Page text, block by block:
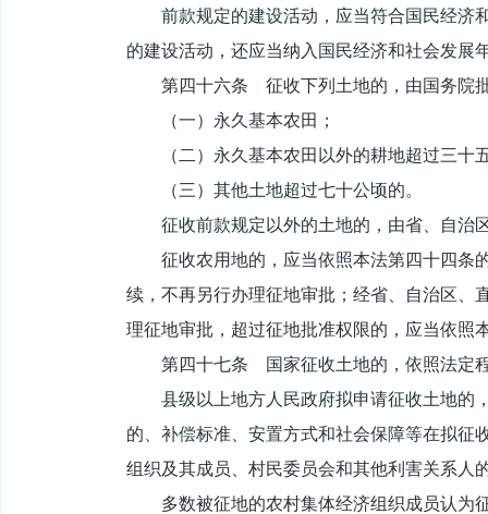
前款规定的建设活动，应当符合国民经济和
的建设活动，还应当纳入国民经济和社会发展
第四十六条 征收下列土地的，由国务院
（一）永久基本农田；
（二）永久基本农田以外的耕地超过三十
（三）其他土地超过七十公顷的。
征收前款规定以外的土地的，由省、自治
征收农用地的，应当依照本法第四十四条的
续，不再另行办理征地审批；经省、自治区、
理征地审批，超过征地批准权限的，应当依照
第四十七条 国家征收土地的，依照法定程
县级以上地方人民政府拟申请征收土地的，
的、补偿标准、安置方式和社会保障等在拟征
组织及其成员、村民委员会和其他利害关系人
多数被征地的农村集体经济组织成员认为征